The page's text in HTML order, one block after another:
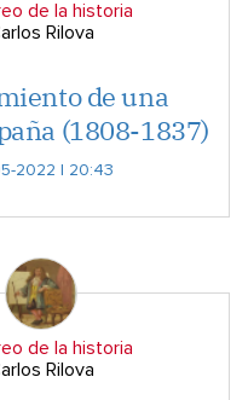
de la historia
Rilova
de una
(1808-1837)
2022 | 20:43
de la historia
Rilova